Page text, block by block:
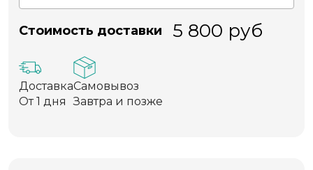
Стоимость доставки 5 800 руб
Доставка
От 1 дня
Самовывоз
Завтра и позже